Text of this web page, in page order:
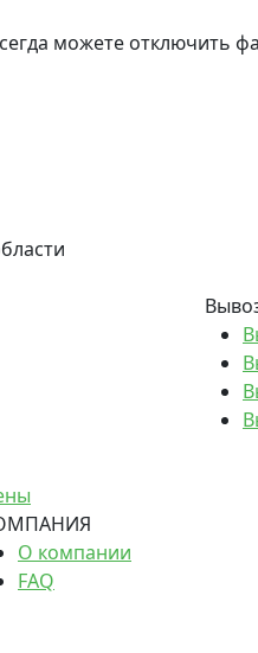
можете отключить
О компании
FAQ